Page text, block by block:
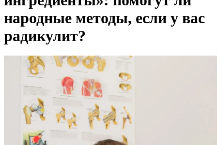
народные методы, если у вас
радикулит?